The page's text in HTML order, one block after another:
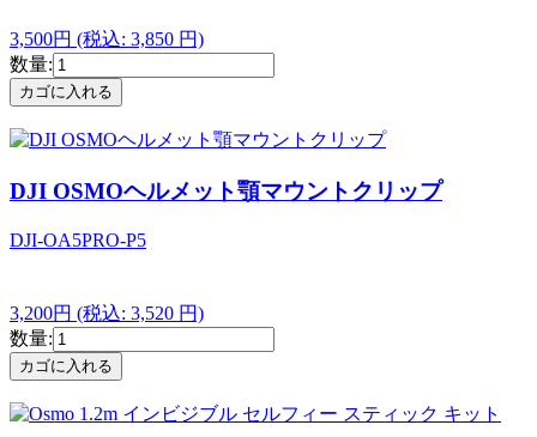
3,500円 (税込: 3,850 円)
数量:
DJI OSMOヘルメット顎マウントクリップ
DJI-OA5PRO-P5
3,200円 (税込: 3,520 円)
数量: